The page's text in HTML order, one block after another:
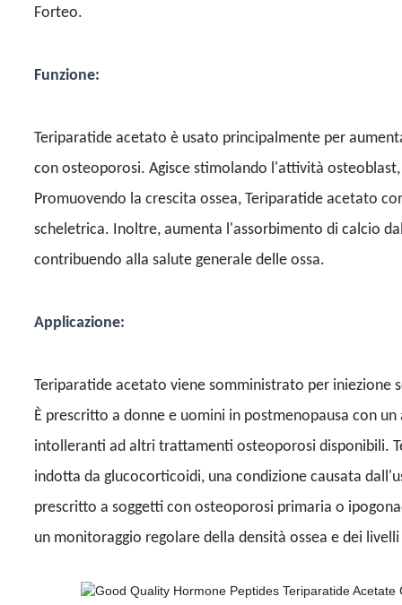
Forteo.
Funzione:
Teriparatide acetato è usato principalmente per
con osteoporosi. Agisce stimolando l'attività
Promuovendo la crescita ossea, Teriparatide acetato
scheletrica. Inoltre, aumenta l'assorbimento di calcio
contribuendo alla salute generale delle ossa.
Applicazione:
Teriparatide acetato viene somministrato per
È prescritto a donne e uomini in postmenopausa con
intolleranti ad altri trattamenti osteoporosi disponibili.
indotta da glucocorticoidi, una condizione causata
prescritto a soggetti con osteoporosi primaria o
un monitoraggio regolare della densità ossea e dei